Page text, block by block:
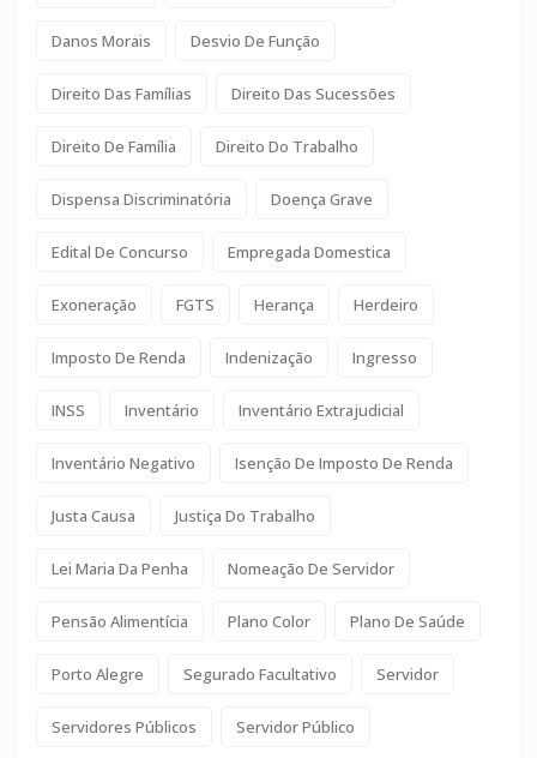
Danos Morais Desvio De Função
Direito Das Famílias Direito Das Sucessões
Direito De Família Direito Do Trabalho
Dispensa Discriminatória Doença Grave
Edital De Concurso Empregada Domestica
Exoneração FGTS Herança Herdeiro
Imposto De Renda Indenização Ingresso
INSS Inventário Inventário Extrajudicial
Inventário Negativo Isenção De Imposto De Renda
Justa Causa Justiça Do Trabalho
Lei Maria Da Penha Nomeação De Servidor
Pensão Alimentícia Plano Color Plano De Saúde
Porto Alegre Segurado Facultativo Servidor
Servidores Públicos Servidor Público